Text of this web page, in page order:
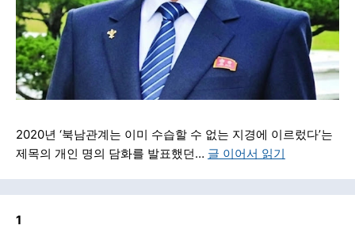
2020년 ‘북남관계는 이미 수습할 수 없는 지경에 이르렀다’는
제목의 개인 명의 담화를 발표했던… 글 이어서 읽기
1